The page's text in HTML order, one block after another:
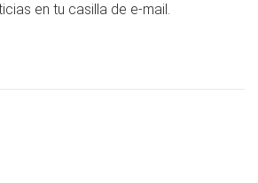
en tu casilla de e-mail.